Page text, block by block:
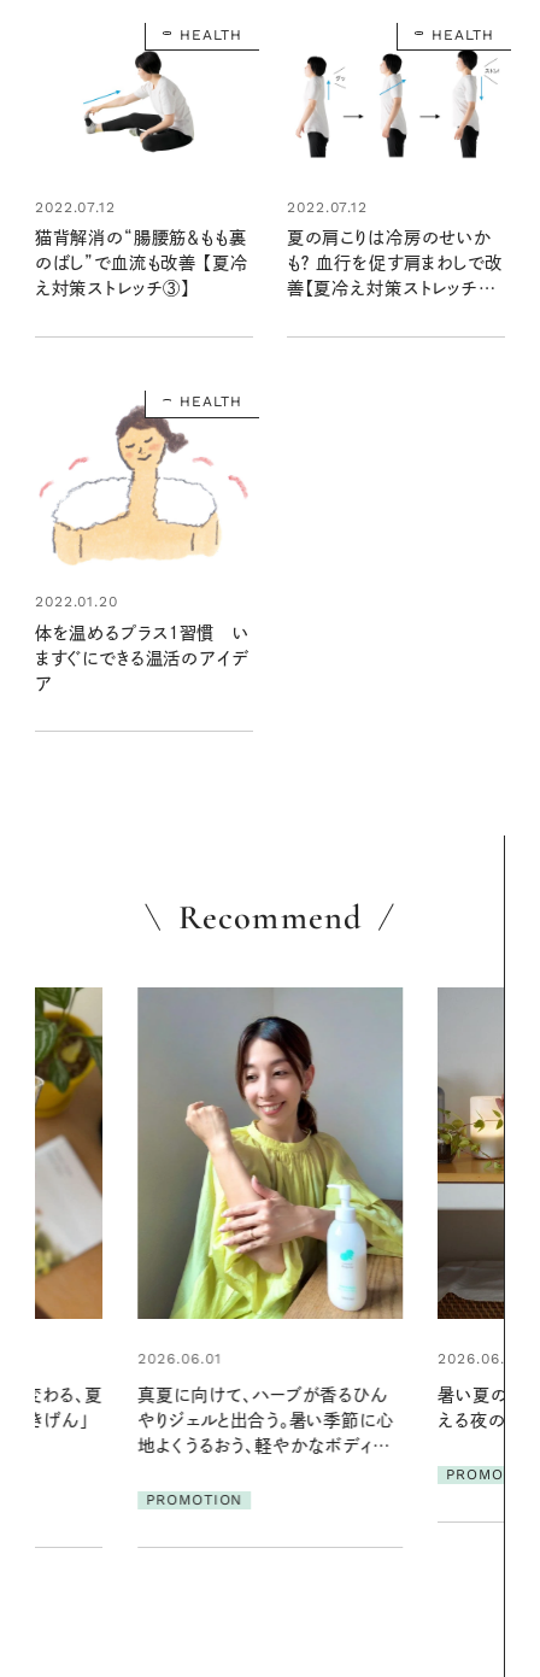
HEALTH
2022.07.12
猫背解消の“腸腰筋＆もも裏
のばし”で血流も改善 【夏冷
え対策ストレッチ③】
HEALTH
2022.07.12
夏の肩こりは冷房のせいか
も？ 血行を促す肩まわしで改
善【夏冷え対策ストレッチ
HEALTH
2022.01.20
体を温めるプラス１習慣 い
ますぐにできる温活のアイデ
ア
Recommend
が香るひん
い季節に心
2026.06.01
暑い夏のナイトルーティン。私を整
える夜の爽やかご褒美ケア
2026.07.24
夏の髪と心
る【大人気の